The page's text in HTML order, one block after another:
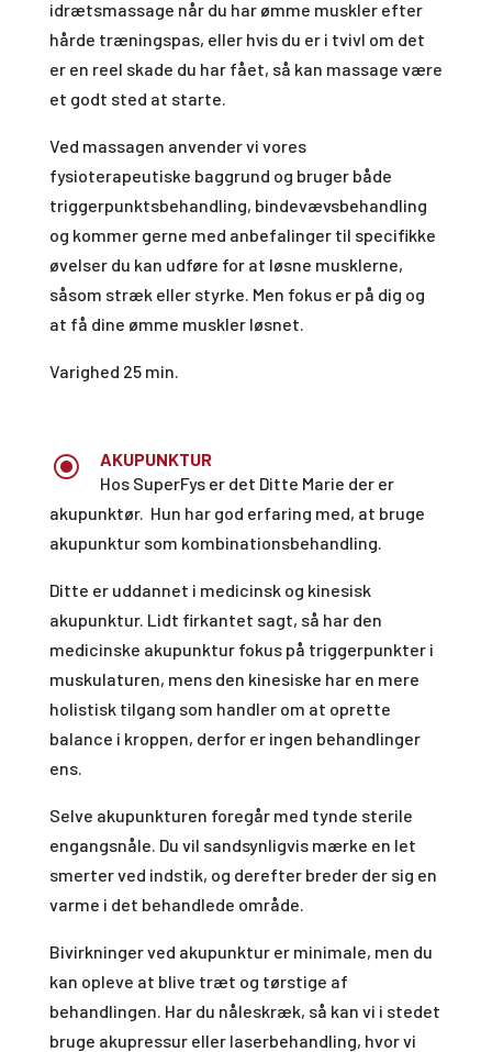
idrætsmassage når du har ømme muskler efter
hårde træningspas, eller hvis du er i tvivl om det
er en reel skade du har fået, så kan massage være
et godt sted at starte.
Ved massagen anvender vi vores
fysioterapeutiske baggrund og bruger både
triggerpunktsbehandling, bindevævsbehandling
og kommer gerne med anbefalinger til specifikke
øvelser du kan udføre for at løsne musklerne,
såsom stræk eller styrke. Men fokus er på dig og
at få dine ømme muskler løsnet.
Varighed 25 min.
\
AKUPUNKTUR
Hos SuperFys er det Ditte Marie der er
akupunktør. Hun har god erfaring med, at bruge
akupunktur som kombinationsbehandling.
Ditte er uddannet i medicinsk og kinesisk
akupunktur. Lidt firkantet sagt, så har den
medicinske akupunktur fokus på triggerpunkter i
muskulaturen, mens den kinesiske har en mere
holistisk tilgang som handler om at oprette
balance i kroppen, derfor er ingen behandlinger
ens.
Selve akupunkturen foregår med tynde sterile
engangsnåle. Du vil sandsynligvis mærke en let
smerter ved indstik, og derefter breder der sig en
varme i det behandlede område.
Bivirkninger ved akupunktur er minimale, men du
kan opleve at blive træt og tørstige af
behandlingen. Har du nåleskræk, så kan vi i stedet
bruge akupressur eller laserbehandling, hvor vi